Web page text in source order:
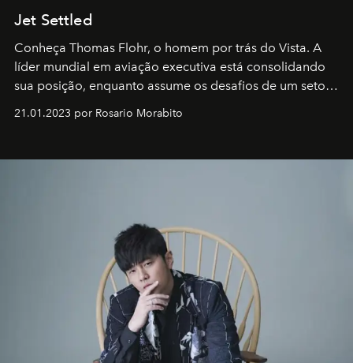
Jet Settled
Conheça Thomas Flohr, o homem por trás do Vista. A
líder mundial em aviação executiva está consolidando
sua posição, enquanto assume os desafios de um setor
em rápida evolução e redefinindo o conceito de luxo
21.01.2023 por Rosario Morabito